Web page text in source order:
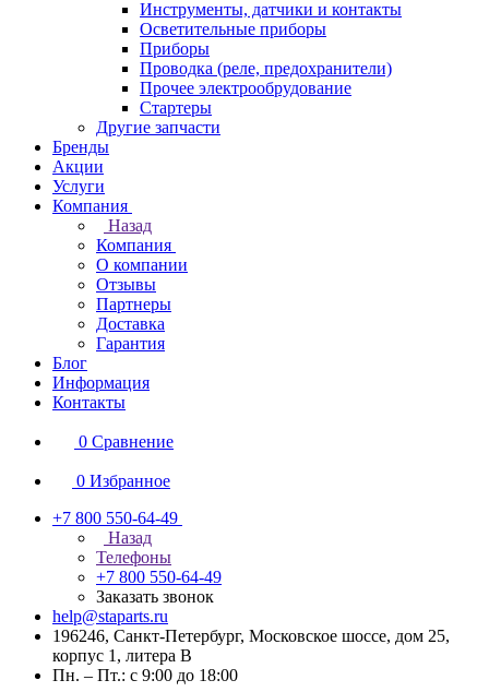
Инструменты, датчики и контакты
Осветительные приборы
Приборы
Проводка (реле, предохранители)
Прочее электрообрудование
Стартеры
Другие запчасти
Бренды
Акции
Услуги
Компания
Назад
Компания
О компании
Отзывы
Партнеры
Доставка
Гарантия
Блог
Информация
Контакты
0 Сравнение
0 Избранное
+7 800 550-64-49
Назад
Телефоны
+7 800 550-64-49
Заказать звонок
help@staparts.ru
196246, Санкт-Петербург, Московское шоссе, дом 25,
корпус 1, литера В
Пн. – Пт.: с 9:00 до 18:00